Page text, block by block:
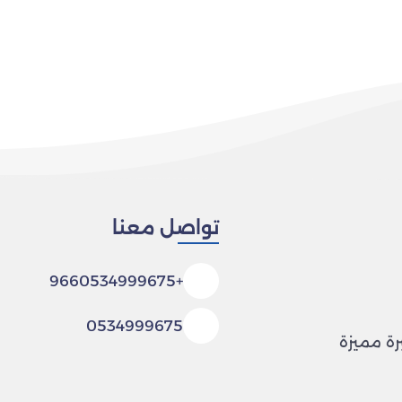
مميزة
تواصل معنا
+9660534999675
0534999675